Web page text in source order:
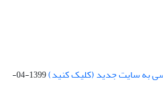
به سایت جدید (کلیک کنید)
1399-04-